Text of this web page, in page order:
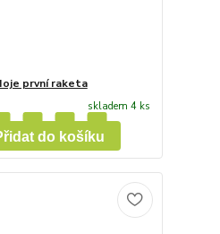
první raketa
skladem 4 ks
do košíku